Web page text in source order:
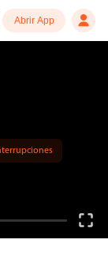
Abrir App